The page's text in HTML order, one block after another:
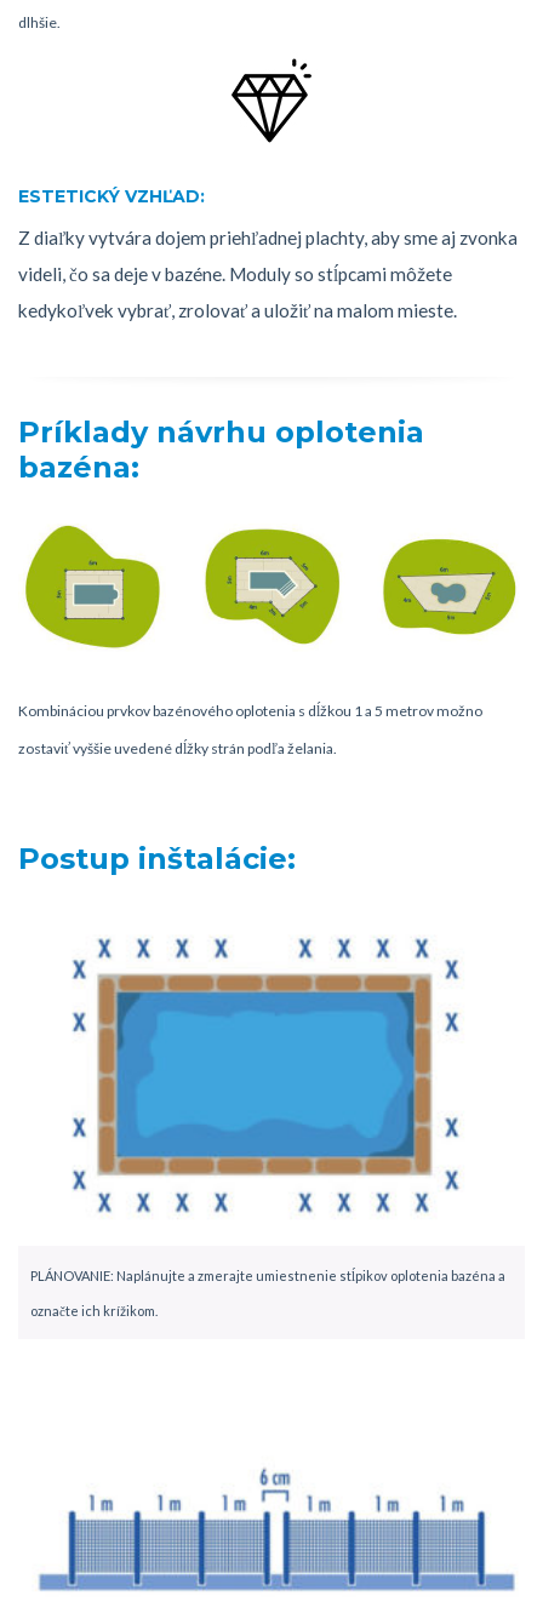
dlhšie.
ESTETICKÝ VZHĽAD:
Z diaľky vytvára dojem priehľadnej plachty, aby sme aj zvonka
videli, čo sa deje v bazéne. Moduly so stĺpcami môžete
kedykoľvek vybrať, zrolovať a uložiť na malom mieste.
Príklady návrhu oplotenia
bazéna:
Kombináciou prvkov bazénového oplotenia s dĺžkou 1 a 5 metrov možno
zostaviť vyššie uvedené dĺžky strán podľa želania.
Postup inštalácie:
PLÁNOVANIE: Naplánujte a zmerajte umiestnenie stĺpikov oplotenia bazéna a
označte ich krížikom.